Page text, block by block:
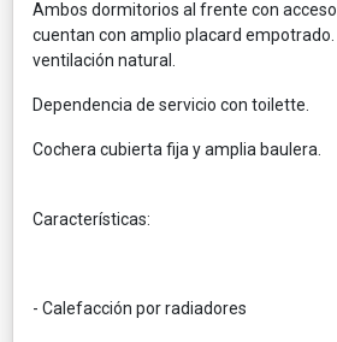
Ambos dormitorios al frente con
cuentan con amplio placard
ventilación natural.
Dependencia de servicio con toilette.
Cochera cubierta fija y amplia baulera.
Características:
- Calefacción por radiadores